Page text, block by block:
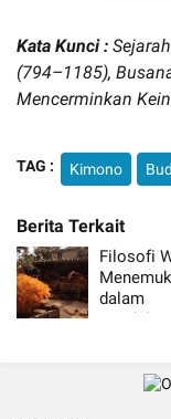
Kata Kunci :
(794–1185),
Mencerminkan
TAG : Kimono
Filosofi
dalam